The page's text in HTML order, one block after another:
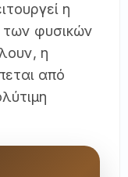
η
των φυσικών
η
από